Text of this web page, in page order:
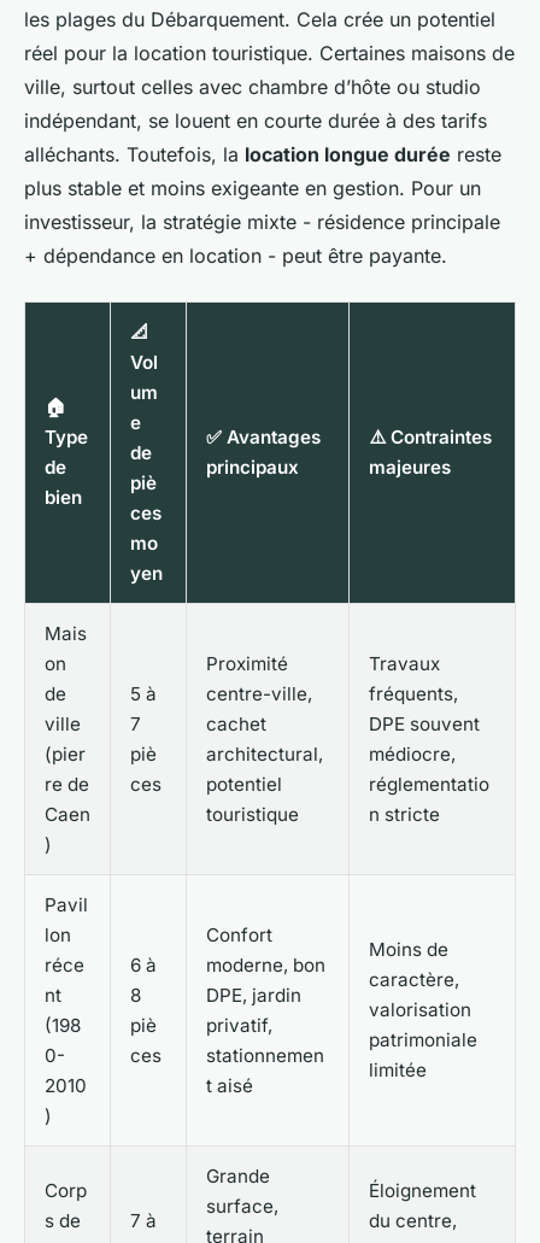
les plages du Débarquement. Cela crée un potentiel
réel pour la location touristique. Certaines maisons de
ville, surtout celles avec chambre d’hôte ou studio
indépendant, se louent en courte durée à des tarifs
alléchants. Toutefois, la location longue durée reste
plus stable et moins exigeante en gestion. Pour un
investisseur, la stratégie mixte - résidence principale
+ dépendance en location - peut être payante.
🏠
Type
de
bien
📐
Vol
um
e
de
piè
ces
mo
yen
✅ Avantages
principaux
⚠️ Contraintes
majeures
Mais
on
de
ville
(pier
re de
Caen
)
5 à
7
piè
ces
Proximité
centre-ville,
cachet
architectural,
potentiel
touristique
Travaux
fréquents,
DPE souvent
médiocre,
réglementatio
n stricte
Pavil
lon
réce
nt
(198
0-
2010
)
6 à
8
piè
ces
Confort
moderne, bon
DPE, jardin
privatif,
stationnemen
t aisé
Moins de
caractère,
valorisation
patrimoniale
limitée
Corp
s de
7 à
Grande
surface,
terrain
Éloignement
du centre,